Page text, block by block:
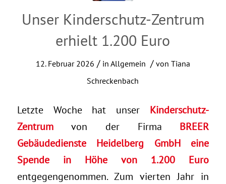
Unser Kinderschutz-Zentrum
erhielt 1.200 Euro
12. Februar 2026 / in Allgemein / von Tiana
Schreckenbach
Letzte Woche hat unser Kinderschutz-
Zentrumvon der Firma BREER
Gebäudedienste Heidelberg GmbH eine
Spende in Höhe von 1.200 Euro
entgegengenommen. Zum vierten Jahr in